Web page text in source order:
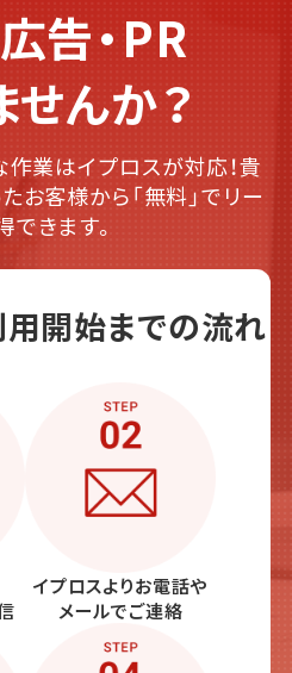
告・PR
せんか？
業はイプロスが対応！貴
お客様から「無料」でリー
できます。
開始までの流れ
イプロスよりお電話や
メールでご連絡